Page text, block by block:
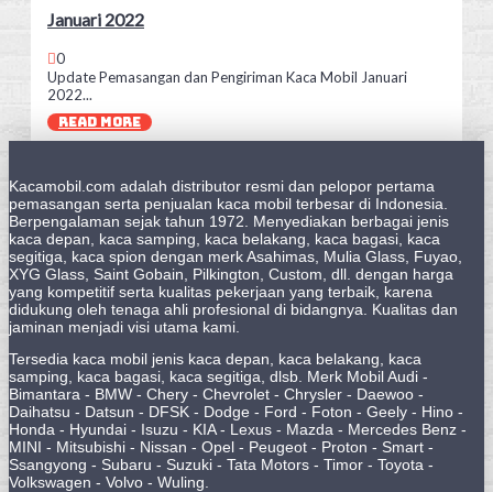
Januari 2022
0
Update Pemasangan dan Pengiriman Kaca Mobil Januari
2022...
READ MORE
Kacamobil.com adalah distributor resmi dan pelopor pertama
pemasangan serta penjualan kaca mobil terbesar di Indonesia.
Berpengalaman sejak tahun 1972. Menyediakan berbagai jenis
kaca depan, kaca samping, kaca belakang, kaca bagasi, kaca
segitiga, kaca spion dengan merk Asahimas, Mulia Glass, Fuyao,
XYG Glass, Saint Gobain, Pilkington, Custom, dll. dengan harga
yang kompetitif serta kualitas pekerjaan yang terbaik, karena
didukung oleh tenaga ahli profesional di bidangnya. Kualitas dan
jaminan menjadi visi utama kami.
Tersedia kaca mobil jenis kaca depan, kaca belakang, kaca
samping, kaca bagasi, kaca segitiga, dlsb. Merk Mobil Audi -
Bimantara - BMW - Chery - Chevrolet - Chrysler - Daewoo -
Daihatsu - Datsun - DFSK - Dodge - Ford - Foton - Geely - Hino -
Honda - Hyundai - Isuzu - KIA - Lexus - Mazda - Mercedes Benz -
MINI - Mitsubishi - Nissan - Opel - Peugeot - Proton - Smart -
Ssangyong - Subaru - Suzuki - Tata Motors - Timor - Toyota -
Volkswagen - Volvo - Wuling.